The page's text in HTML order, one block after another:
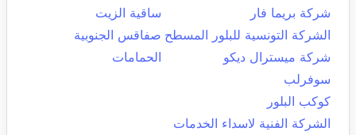
شركة بريما فار
ساقية الزيت
الشركة التونسية للبلور المسطح صفاقس الجنوبية
شركة ميسترال ديكو
الحمامات
سوفرلب
كوكب البلور
الشركة الفنية لاسداء الخدمات